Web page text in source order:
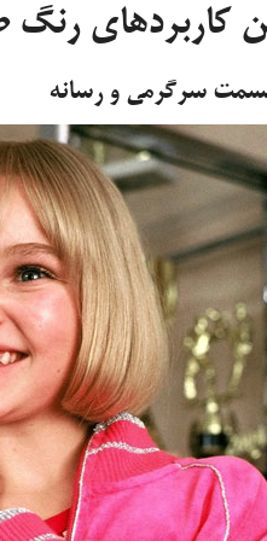
کاربردهای رنگ